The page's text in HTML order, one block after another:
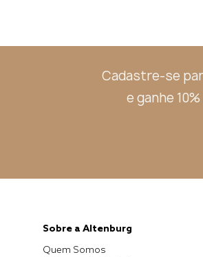
Cadastre-se
e ganhe
Sobre a Altenburg
Quem Somos